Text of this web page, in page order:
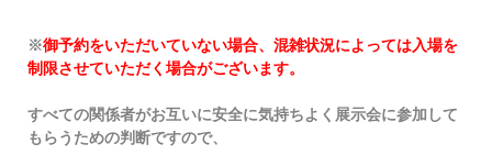
※御予約をいただいていない場合、混雑状況によっては入場を
制限させていただく場合がございます。
すべての関係者がお互いに安全に気持ちよく展示会に参加して
もらうための判断ですので、